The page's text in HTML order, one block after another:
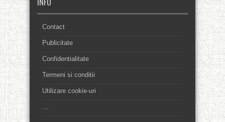
Contact
Publicitate
Confidentialitate
Termeni si conditii
Utilizare cookie-uri
…